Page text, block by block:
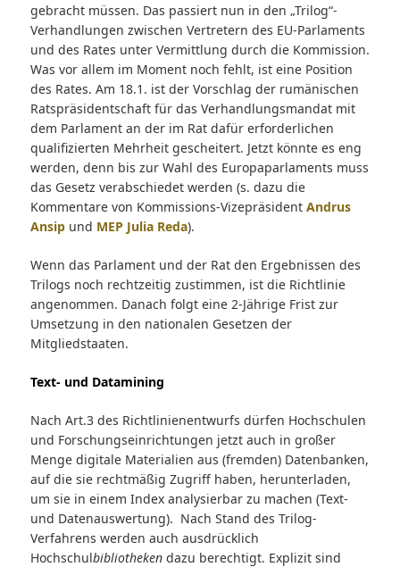
gebracht müssen. Das passiert nun in den „Trilog“-
Verhandlungen zwischen Vertretern des EU-Parlaments
und des Rates unter Vermittlung durch die Kommission.
Was vor allem im Moment noch fehlt, ist eine Position
des Rates. Am 18.1. ist der Vorschlag der rumänischen
Ratspräsidentschaft für das Verhandlungsmandat mit
dem Parlament an der im Rat dafür erforderlichen
qualifizierten Mehrheit gescheitert. Jetzt könnte es eng
werden, denn bis zur Wahl des Europaparlaments muss
das Gesetz verabschiedet werden (s. dazu die
Kommentare von Kommissions-Vizepräsident Andrus
Ansipund MEP Julia Reda).
Wenn das Parlament und der Rat den Ergebnissen des
Trilogs noch rechtzeitig zustimmen, ist die Richtlinie
angenommen. Danach folgt eine 2-Jährige Frist zur
Umsetzung in den nationalen Gesetzen der
Mitgliedstaaten.
Text- und Datamining
Nach Art.3 des Richtlinienentwurfs dürfen Hochschulen
und Forschungseinrichtungen jetzt auch in großer
Menge digitale Materialien aus (fremden) Datenbanken,
auf die sie rechtmäßig Zugriff haben, herunterladen,
um sie in einem Index analysierbar zu machen (Text-
und Datenauswertung). Nach Stand des Trilog-
Verfahrens werden auch ausdrücklich
Hochschulbibliothekendazu berechtigt. Explizit sind